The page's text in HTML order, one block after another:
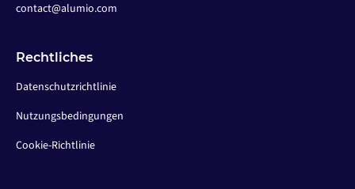
contact@alumio.com
Rechtliches
Datenschutzrichtlinie
Nutzungsbedingungen
Cookie-Richtlinie